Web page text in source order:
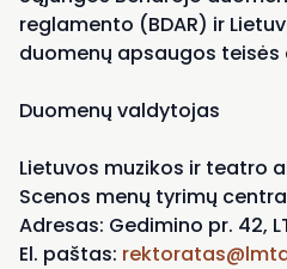
reglamento (BDAR) ir
duomenų apsaugos teisės
Duomenų valdytojas
Lietuvos muzikos ir teatro
Scenos menų tyrimų
Adresas: Gedimino pr. 42,
El. paštas: